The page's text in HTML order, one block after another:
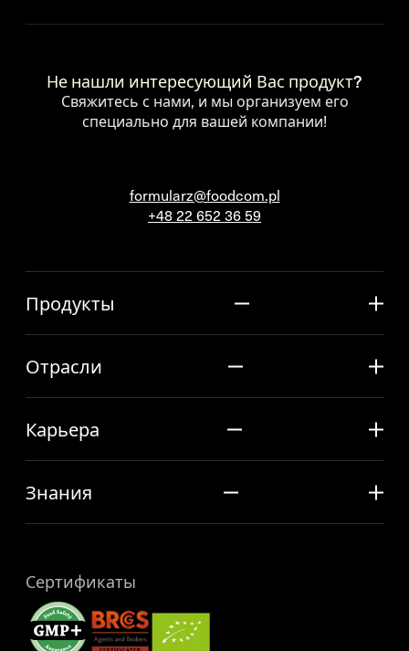
Не нашли интересующий Вас продукт?
Свяжитесь с нами, и мы организуем его
специально для вашей компании!
formularz@foodcom.pl
+48 22 652 36 59
Продукты
Отрасли
Карьера
Знания
Сертификаты